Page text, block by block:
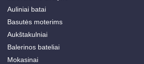
Auliniai batai
Basutės moterims
Aukštakulniai
Balerinos bateliai
Mokasinai